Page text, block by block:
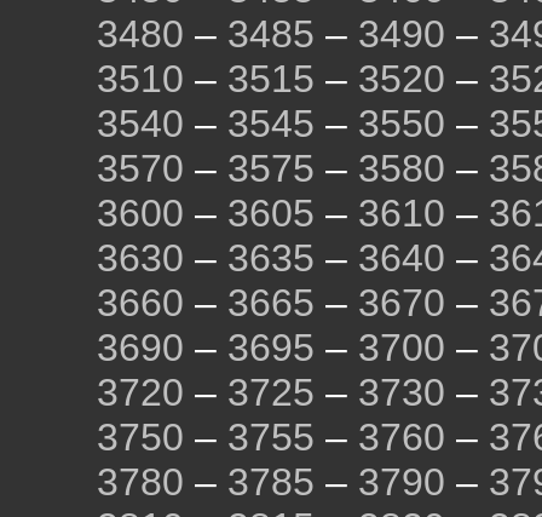
3480 – 3485 – 3490 –
3510 – 3515 – 3520 –
3540 – 3545 – 3550 –
3570 – 3575 – 3580 –
3600 – 3605 – 3610 –
3630 – 3635 – 3640 –
3660 – 3665 – 3670 –
3690 – 3695 – 3700 –
3720 – 3725 – 3730 –
3750 – 3755 – 3760 –
3780 – 3785 – 3790 –